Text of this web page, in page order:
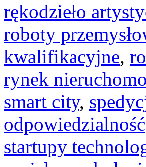
rękodzieło
roboty
kwalifikacyjne,
rynek
smart city,
odpowiedzialność
startupy